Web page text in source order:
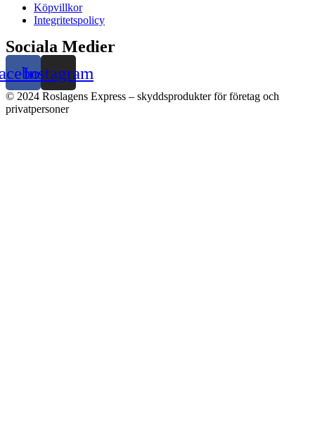
Köpvillkor
Integritetspolicy
Sociala Medier
Instagram
© 2024 Roslagens Express – skyddsprodukter för företag och
privatpersoner